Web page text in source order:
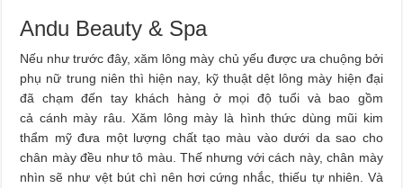
Andu Beauty & Spa
Nếu như trước đây, xăm lông mày chủ yếu được ưa chuộng bởi
phụ nữ trung niên thì hiện nay, kỹ thuật dệt lông mày hiện đại
đã chạm đến tay khách hàng ở mọi độ tuổi và bao gồm
cả cánh mày râu. Xăm lông mày là hình thức dùng mũi kim
thẩm mỹ đưa một lượng chất tạo màu vào dưới da sao cho
chân mày đều như tô màu. Thế nhưng với cách này, chân mày
nhìn sẽ như vệt bút chì nên hơi cứng nhắc, thiếu tự nhiên. Và